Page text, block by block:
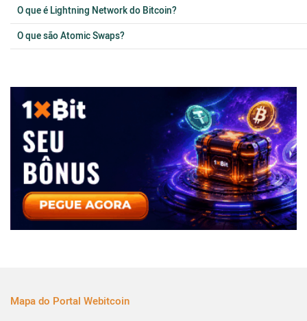
O que é Lightning Network do Bitcoin?
O que são Atomic Swaps?
Mapa do Portal Webitcoin